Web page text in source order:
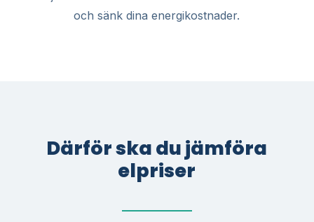
och sänk dina energikostnader.
Därför ska du jämföra
elpriser